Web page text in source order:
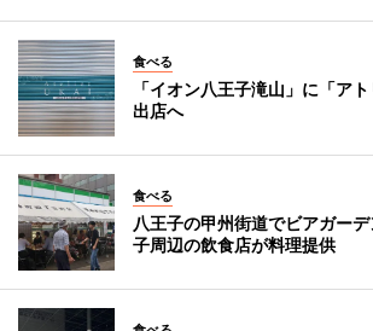
食べる
「イオン八王子滝山」に「ア
出店へ
食べる
八王子の甲州街道でビアガー
子周辺の飲食店が料理提供